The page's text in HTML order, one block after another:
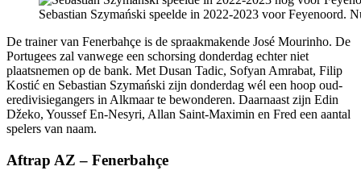
Sebastian Szymański speelde in 2022-2023 voor Feyenoord.
De trainer van Fenerbahçe is de spraakmakende José Mourinho. De
Portugees zal vanwege een schorsing donderdag echter niet
plaatsnemen op de bank. Met Dusan Tadic, Sofyan Amrabat, Filip
Kostić en Sebastian Szymański zijn donderdag wél een hoop oud-
eredivisiegangers in Alkmaar te bewonderen. Daarnaast zijn Edin
Džeko, Youssef En-Nesyri, Allan Saint-Maximin en Fred een aantal
spelers van naam.
Aftrap AZ – Fenerbahçe